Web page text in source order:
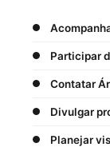
Participar
Contatar
Divulgar
Planejar